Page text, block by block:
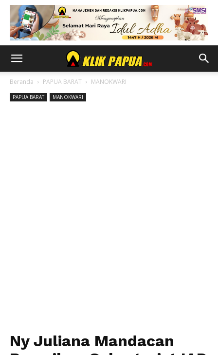
Beranda PAPUA BARAT MANOKWARI
PAPUA BARAT MANOKWARI
Ny Juliana Mandacan